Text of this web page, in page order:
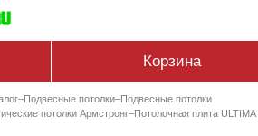
Корзина
–Подвесные потолки–Подвесные потолки
потолки Армстронг–Потолочная плита ULTIMA